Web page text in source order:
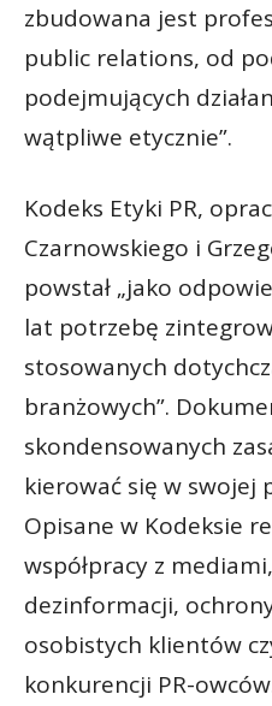
zbudowana jest
public relations, od
podejmujących
wątpliwe etycznie”.
Kodeks Etyki PR,
Czarnowskiego i
powstał „jako
lat potrzebę
stosowanych
branżowych”.
skondensowanych
kierować się w swojej
Opisane w Kodeksie
współpracy z
dezinformacji,
osobistych klientów
konkurencji PR-